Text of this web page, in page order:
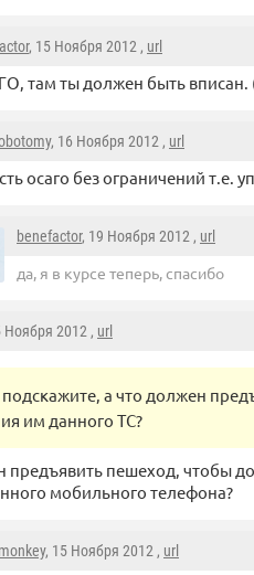
, 15 Ноября 2012 , url
там ты должен быть вписан.
, 16 Ноября 2012 , url
осаго без ограничений т.е.
benefactor, 19 Ноября 2012 , url
да, я в курсе теперь, спасибо
Ноября 2012 , url
подскажите, а что должен
им данного ТС?
предъявить пешеход, чтобы
мобильного телефона?
, 15 Ноября 2012 , url